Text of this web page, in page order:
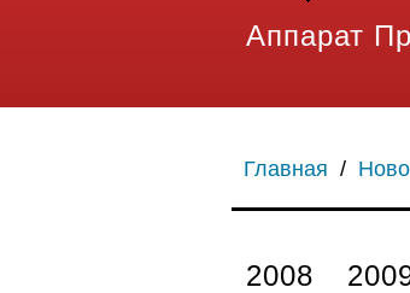
Аппарат
Главная /
2008